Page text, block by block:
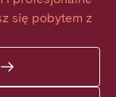
się pobytem z